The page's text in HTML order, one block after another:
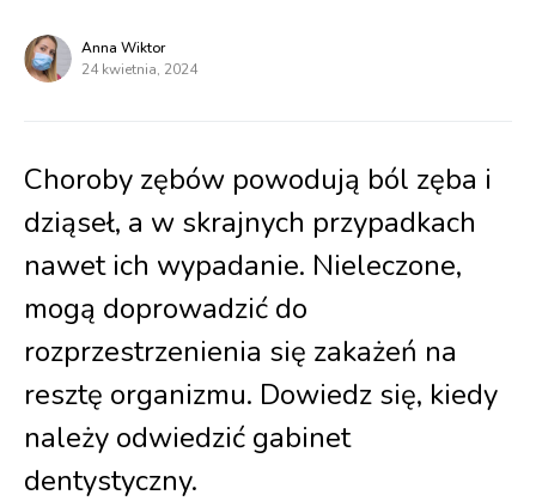
Anna Wiktor
24 kwietnia, 2024
Choroby zębów powodują ból zęba i
dziąseł, a w skrajnych przypadkach
nawet ich wypadanie. Nieleczone,
mogą doprowadzić do
rozprzestrzenienia się zakażeń na
resztę organizmu. Dowiedz się, kiedy
należy odwiedzić gabinet
dentystyczny.